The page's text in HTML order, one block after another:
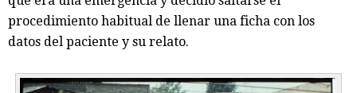
procedimiento habitual de llenar una ficha con los
datos del paciente y su relato.